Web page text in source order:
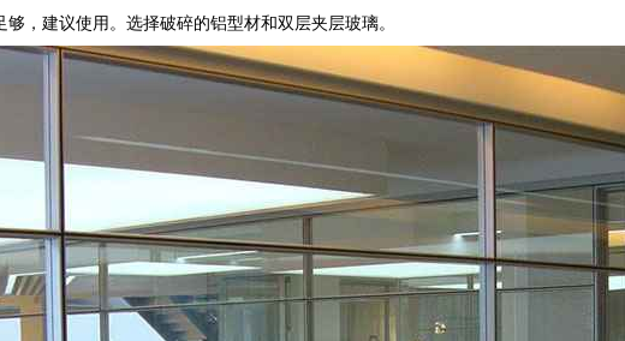
，建议使用。选择破碎的铝型材和双层夹层玻璃。